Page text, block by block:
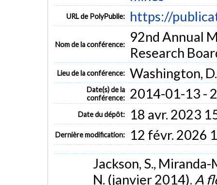
URL de PolyPublie: https://
Nom de la conférence:
92nd Annual
Research
Lieu de la conférence: Washington,
Date(s) de la
conférence:
2014-01-13 -
Date du dépôt: 18 avr. 2023
Dernière modification: 12 févr. 2026
Jackson, S., Miranda-
N. (janvier 2014). A